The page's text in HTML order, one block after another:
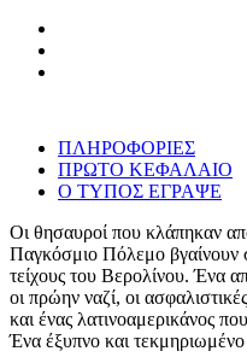
ΠΛΗΡΟΦΟΡΙΕΣ
ΠΡΩΤΟ ΚΕΦΑΛΑΙΟ
Ο ΤΥΠΟΣ ΕΓΡΑΨΕ
Οι θησαυροί που κλάπηκαν
Παγκόσμιο Πόλεμο βγαίνουν
τείχους του Βερολίνου. Ένα
οι πρώην ναζί, οι
και ένας λατινοαμερικάνος
Ένα έξυπνο και